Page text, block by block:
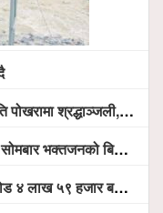
गर्दै योगदानको प्रशंसा (भिडियो सहित)
बिहानैदेखि घुइँचो
माध्यम तर प्रचार प्रसारमै भयो १९ लाख खर्च !